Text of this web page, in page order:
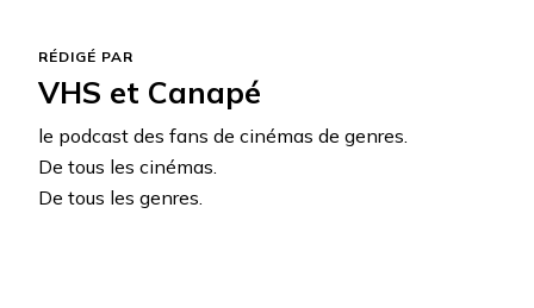
RÉDIGÉ PAR
VHS et Canapé
le podcast des fans de cinémas de genres.
De tous les cinémas.
De tous les genres.